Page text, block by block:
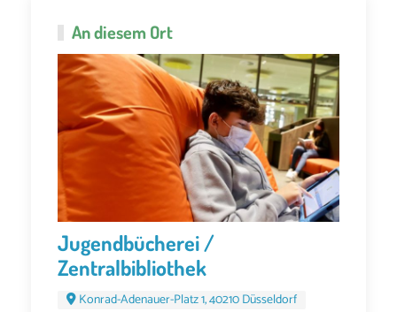
An diesem Ort
Jugendbücherei /
Zentralbibliothek
Konrad-Adenauer-Platz 1, 40210 Düsseldorf